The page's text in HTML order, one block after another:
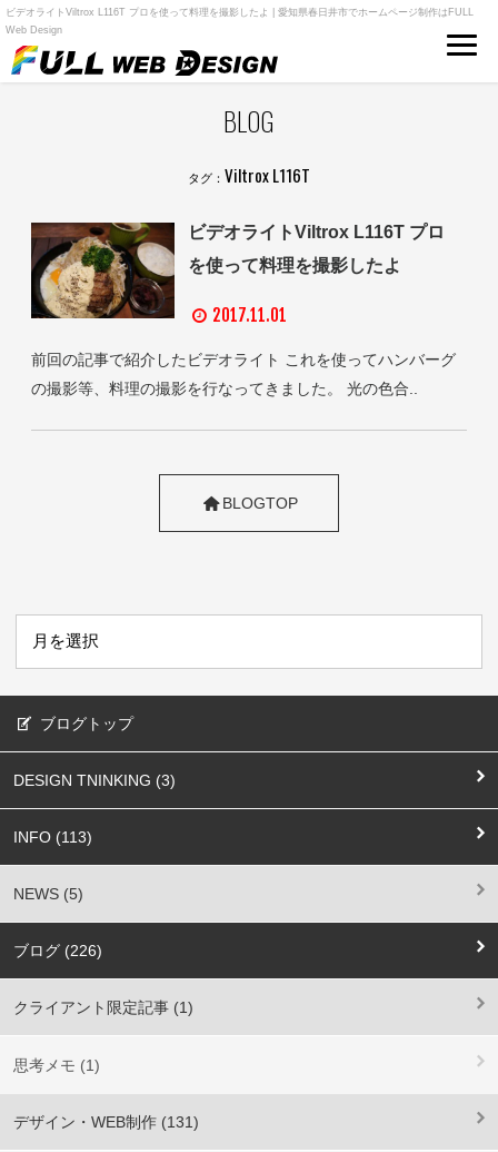
ビデオライトViltrox L116T プロを使って料理を撮影したよ | 愛知県春日井市でホームページ制作はFULL
Web Design
BLOG
タグ： Viltrox L116T
ビデオライトViltrox L116T プロ
を使って料理を撮影したよ
2017.11.01
前回の記事で紹介したビデオライト これを使ってハンバーグ
の撮影等、料理の撮影を行なってきました。 光の色合..
BLOGTOP
ブログトップ
DESIGN TNINKING (3)
INFO (113)
NEWS (5)
ブログ (226)
クライアント限定記事 (1)
思考メモ (1)
デザイン・WEB制作 (131)